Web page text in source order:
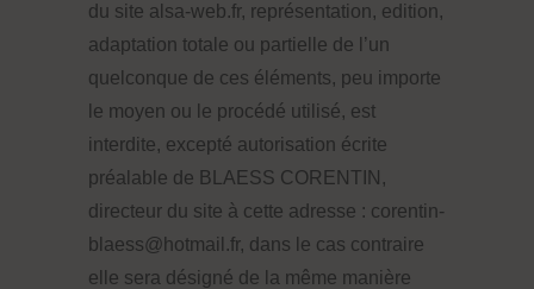
du site alsa-web.fr, représentation, edition,
adaptation totale ou partielle de l’un
quelconque de ces éléments, peu importe
le moyen ou le procédé utilisé, est
interdite, excepté autorisation écrite
préalable de BLAESS CORENTIN,
directeur du site à cette adresse : corentin-
blaess@hotmail.fr, dans le cas contraire
elle sera désigné de la même manière